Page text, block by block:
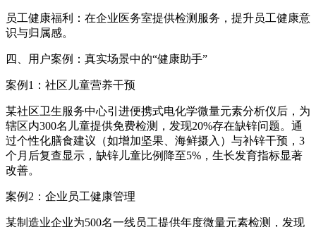
员工健康福利：在企业医务室提供检测服务，提升员工健康意
识与归属感。
四、用户案例：真实场景中的“健康助手”
案例1：社区儿童营养干预
某社区卫生服务中心引进便携式电化学微量元素分析仪后，为
辖区内300名儿童提供免费检测，发现20%存在缺锌问题。通
过个性化膳食建议（如增加坚果、海鲜摄入）与补锌干预，3
个月后复查显示，缺锌儿童比例降至5%，生长发育指标显著
改善。
案例2：企业员工健康管理
某制造业企业为500名一线员工提供年度微量元素检测，发现